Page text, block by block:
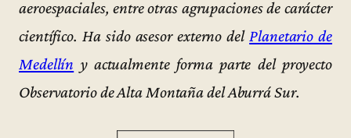
aeroespaciales, entre otras agrupaciones de carácter
científico. Ha sido asesor externo delPlanetario de
Medellín y actualmente forma parte del proyecto
Observatorio de Alta Montaña del Aburrá Sur.